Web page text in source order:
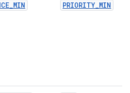
PRIORITY_MIN